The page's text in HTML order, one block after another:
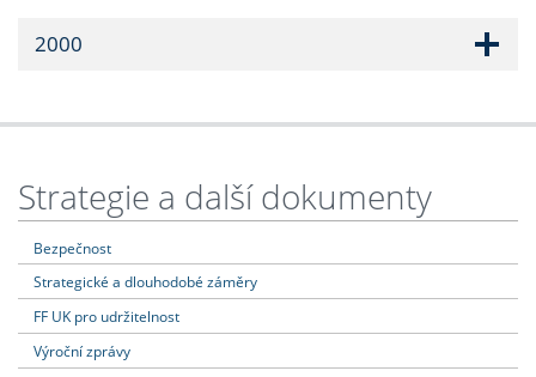
2000
Strategie a další dokumenty
Bezpečnost
Strategické a dlouhodobé záměry
FF UK pro udržitelnost
Výroční zprávy